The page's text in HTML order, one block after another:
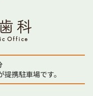
携駐車場です。